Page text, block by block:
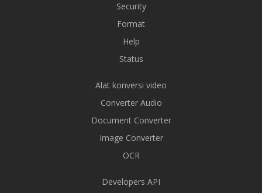
Security
Format
Help
Status
Alat konversi video
Converter Audio
Document Converter
Image Converter
OCR
Developers API